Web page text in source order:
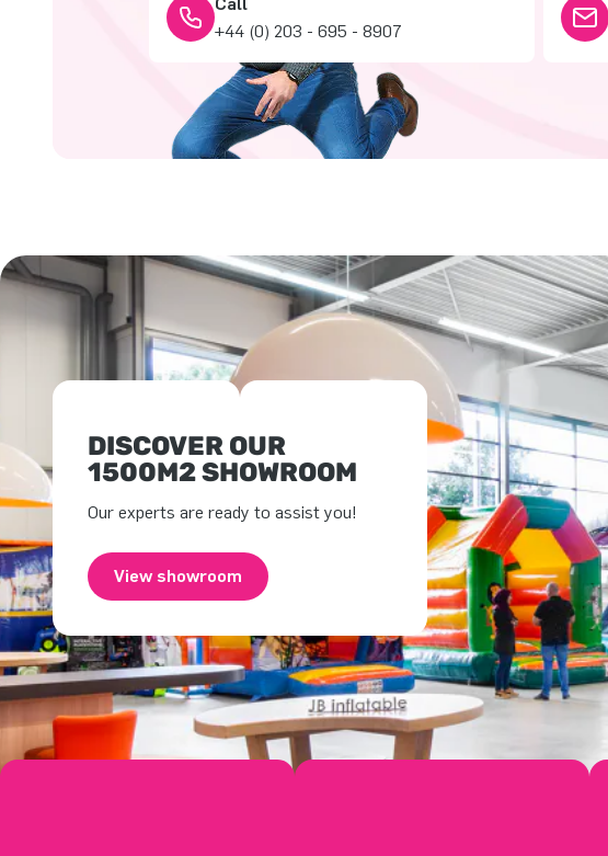
+44 (0) 203 - 695 - 8907
DISCOVER OUR
1500M2 SHOWROOM
Our experts are ready to assist you!
View showroom